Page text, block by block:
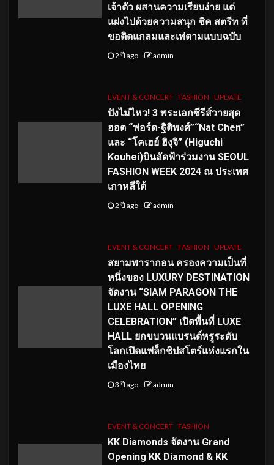
เจ้าตัว ผสานความเรียบง่าย แต่
แฝงไปด้วยความสนุก ชิค สตรีท ที่
ขอติดแกลมและเท่ตามแบบฉบับ
2 ปี ago admin
EVENT & CONCERT FASHION UPDATE
ปังไม่ไหว! 3 พระเอกซีรีส์วายสุด
ฮอต “ฟอร์ด-ฐิติพงศ์”“Nat Chen”
และ “โคเฮย์ ฮิงุจิ” (Higuchi
Kouhei)บินลัดฟ้าร่วมงาน SEOUL
FASHION WEEK 2024 ณ ประเทศ
เกาหลีใต้
2 ปี ago admin
EVENT & CONCERT FASHION UPDATE
สยามพารากอน ครองความเป็นที่
หนึ่งของ LUXURY DESTINATION
จัดงาน “SIAM PARAGON THE
LUXE HALL OPENING
CELEBRATION” เปิดพื้นที่ LUXE
HALL ยกขบวนแบรนด์หรูระดับ
โลกเปิดแฟล็กชิปสโตร์แห่งแรกใน
เมืองไทย
3 ปี ago admin
EVENT & CONCERT FASHION
KK Diamonds จัดงาน Grand
Opening KK Diamond & KK